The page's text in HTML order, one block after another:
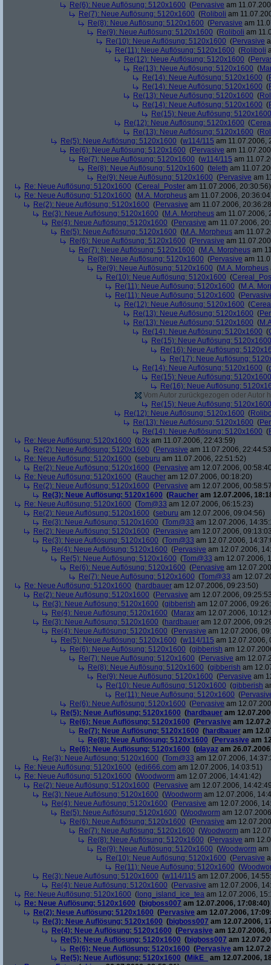
Re(6): Neue Auflösung: 5120x1600 (Pervasive am
Re(7): Neue Auflösung: 5120x1600 (Roliboli am
Re(8): Neue Auflösung: 5120x1600 (Pervasive am
Re(9): Neue Auflösung: 5120x1600 (Roliboli am
Re(10): Neue Auflösung: 5120x1600 (Pervasive
Re(11): Neue Auflösung: 5120x1600 (Roliboli
Re(12): Neue Auflösung: 5120x1600 (
Re(13): Neue Auflösung: 5120x1600 (
Re(14): Neue Auflösung: 5120x1600 (
Re(14): Neue Auflösung: 5120x1600 (
Re(13): Neue Auflösung: 5120x1600 (
Re(14): Neue Auflösung: 5120x1600 (
Re(15): Neue Auflösung: 5120x1600
Re(12): Neue Auflösung: 5120x1600 (
Re(13): Neue Auflösung: 5120x1600 (
Re(5): Neue Auflösung: 5120x1600 (w114/115 am 11.07.2006,
Re(6): Neue Auflösung: 5120x1600 (Pervasive am
Re(7): Neue Auflösung: 5120x1600 (w114/115 am
Re(8): Neue Auflösung: 5120x1600 (teleth am
Re(9): Neue Auflösung: 5120x1600 (Pervasive am
Re: Neue Auflösung: 5120x1600 (Cereal_Poster am 11.07.2006, 20:30:56)
Re: Neue Auflösung: 5120x1600 (M.A. Morpheus am 11.07.2006,
Re(2): Neue Auflösung: 5120x1600 (Pervasive am 11.07.2006,
Re(3): Neue Auflösung: 5120x1600 (M.A. Morpheus am 11.07.2006,
Re(4): Neue Auflösung: 5120x1600 (Pervasive am 11.07.2006,
Re(5): Neue Auflösung: 5120x1600 (M.A. Morpheus am
Re(6): Neue Auflösung: 5120x1600 (Pervasive am
Re(7): Neue Auflösung: 5120x1600 (M.A. Morpheus am
Re(8): Neue Auflösung: 5120x1600 (Pervasive am
Re(9): Neue Auflösung: 5120x1600 (M.A. Morpheus
Re(10): Neue Auflösung: 5120x1600 (
Re(11): Neue Auflösung: 5120x1600 (M.A.
Re(11): Neue Auflösung: 5120x1600 (
Re(12): Neue Auflösung: 5120x1600 (
Re(13): Neue Auflösung: 5120x1600 (
Re(13): Neue Auflösung: 5120x1600 (
Re(14): Neue Auflösung: 5120x1600 (
Re(15): Neue Auflösung: 5120x1600
Re(16): Neue Auflösung:
Re(17): Neue Auflösung:
Re(14): Neue Auflösung: 5120x1600 (
Re(15): Neue Auflösung: 5120x1600
Re(16): Neue Auflösung:
Vom Autor zurückgezogen oder Autor
Re(15): Neue Auflösung: 5120x1600
Re(12): Neue Auflösung: 5120x1600 (
Re(13): Neue Auflösung: 5120x1600 (
Re(14): Neue Auflösung: 5120x1600 (
Re: Neue Auflösung: 5120x1600 (b2k am 11.07.2006, 22:43:59)
Re(2): Neue Auflösung: 5120x1600 (Pervasive am 11.07.2006,
Re: Neue Auflösung: 5120x1600 (seburu am 11.07.2006, 22:51:52)
Re(2): Neue Auflösung: 5120x1600 (Pervasive am 12.07.2006,
Re: Neue Auflösung: 5120x1600 (Raucher am 12.07.2006, 00:18:20)
Re(2): Neue Auflösung: 5120x1600 (Pervasive am 12.07.2006,
Re(3): Neue Auflösung: 5120x1600 (Raucher am 12.07.2006,
Re: Neue Auflösung: 5120x1600 (Tom@33 am 12.07.2006, 06:15:23)
Re(2): Neue Auflösung: 5120x1600 (seburu am 12.07.2006, 09:04:56)
Re(3): Neue Auflösung: 5120x1600 (Tom@33 am 12.07.2006,
Re(2): Neue Auflösung: 5120x1600 (Pervasive am 12.07.2006,
Re(3): Neue Auflösung: 5120x1600 (Tom@33 am 12.07.2006,
Re(4): Neue Auflösung: 5120x1600 (Pervasive am 12.07.2006,
Re(5): Neue Auflösung: 5120x1600 (Tom@33 am 12.07.2006,
Re(6): Neue Auflösung: 5120x1600 (Pervasive am
Re(7): Neue Auflösung: 5120x1600 (Tom@33 am
Re: Neue Auflösung: 5120x1600 (hardbauer am 12.07.2006, 09:23:50)
Re(2): Neue Auflösung: 5120x1600 (Pervasive am 12.07.2006,
Re(3): Neue Auflösung: 5120x1600 (gibberish am 12.07.2006,
Re(4): Neue Auflösung: 5120x1600 (Marax am 12.07.2006,
Re(3): Neue Auflösung: 5120x1600 (hardbauer am 12.07.2006,
Re(4): Neue Auflösung: 5120x1600 (Pervasive am 12.07.2006,
Re(5): Neue Auflösung: 5120x1600 (w114/115 am 12.07.2006,
Re(6): Neue Auflösung: 5120x1600 (gibberish am
Re(7): Neue Auflösung: 5120x1600 (Pervasive am
Re(8): Neue Auflösung: 5120x1600 (gibberish am
Re(9): Neue Auflösung: 5120x1600 (Pervasive am
Re(10): Neue Auflösung: 5120x1600 (gibberish
Re(11): Neue Auflösung: 5120x1600 (
Re(6): Neue Auflösung: 5120x1600 (Pervasive am
Re(5): Neue Auflösung: 5120x1600 (hardbauer am
Re(6): Neue Auflösung: 5120x1600 (Pervasive am
Re(7): Neue Auflösung: 5120x1600 (hardbauer am
Re(8): Neue Auflösung: 5120x1600 (Pervasive am
Re(6): Neue Auflösung: 5120x1600 (playaz am
Re(3): Neue Auflösung: 5120x1600 (Tom@33 am 12.07.2006,
Re: Neue Auflösung: 5120x1600 (edi666.com am 12.07.2006, 14:03:51)
Re: Neue Auflösung: 5120x1600 (Woodworm am 12.07.2006, 14:41:42)
Re(2): Neue Auflösung: 5120x1600 (Pervasive am 12.07.2006,
Re(3): Neue Auflösung: 5120x1600 (Woodworm am 12.07.2006,
Re(4): Neue Auflösung: 5120x1600 (Pervasive am 12.07.2006,
Re(5): Neue Auflösung: 5120x1600 (Woodworm am
Re(6): Neue Auflösung: 5120x1600 (Pervasive am
Re(7): Neue Auflösung: 5120x1600 (Woodworm am
Re(8): Neue Auflösung: 5120x1600 (Pervasive am
Re(9): Neue Auflösung: 5120x1600 (Woodworm am
Re(10): Neue Auflösung: 5120x1600 (Pervasive
Re(11): Neue Auflösung: 5120x1600 (
Re(3): Neue Auflösung: 5120x1600 (w114/115 am 12.07.2006,
Re(4): Neue Auflösung: 5120x1600 (Pervasive am 12.07.2006,
Re: Neue Auflösung: 5120x1600 ( long_island_ice_tea am 12.07.2006,
Re: Neue Auflösung: 5120x1600 (bigboss007 am 12.07.2006, 17:08:40)
Re(2): Neue Auflösung: 5120x1600 (Pervasive am 12.07.2006,
Re(3): Neue Auflösung: 5120x1600 (bigboss007 am 12.07.2006,
Re(4): Neue Auflösung: 5120x1600 (Pervasive am 12.07.2006,
Re(5): Neue Auflösung: 5120x1600 (bigboss007 am
Re(6): Neue Auflösung: 5120x1600 (Pervasive am
Re(5): Neue Auflösung: 5120x1600 (MikE_
am 12.07.2006,